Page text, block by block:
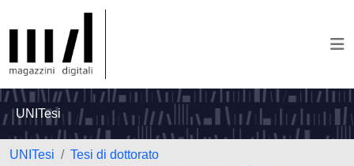
UNITesi
UNITesi
Tesi di dottorato